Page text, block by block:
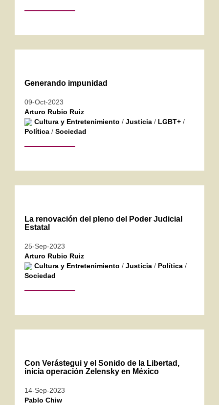
Generando impunidad
09-Oct-2023
Arturo Rubio Ruiz
Cultura y Entretenimiento / Justicia / LGBT+ /
Política / Sociedad
La renovación del pleno del Poder Judicial
Estatal
25-Sep-2023
Arturo Rubio Ruiz
Cultura y Entretenimiento / Justicia / Política /
Sociedad
Con Verástegui y el Sonido de la Libertad,
inicia operación Zelensky en México
14-Sep-2023
Pablo Chiw